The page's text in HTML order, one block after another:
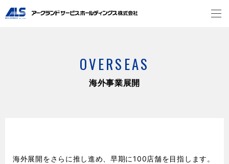
OVERSEAS
海外事業展開
海外展開をさらに推し進め、早期に100店舗を目指します。